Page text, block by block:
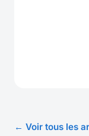
← Voir tous les